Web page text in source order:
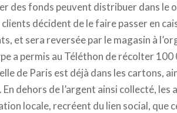
des fonds peuvent distribuer dans le
décident de le faire passer en
et sera reversée par le magasin à
a permis au Téléthon de récolter
de Paris est déjà dans les cartons,
dehors de l’argent ainsi collecté, les
locale, recréent du lien social, que